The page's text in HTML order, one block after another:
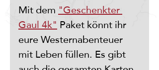
Mit dem "Geschenkter
Gaul 4k" Paket könnt ihr
eure Westernabenteuer
mit Leben füllen. Es gibt